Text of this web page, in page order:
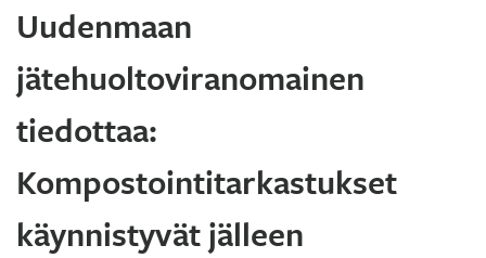
Uudenmaan
jätehuoltoviranomainen
tiedottaa:
Kompostointitarkastukset
käynnistyvät jälleen